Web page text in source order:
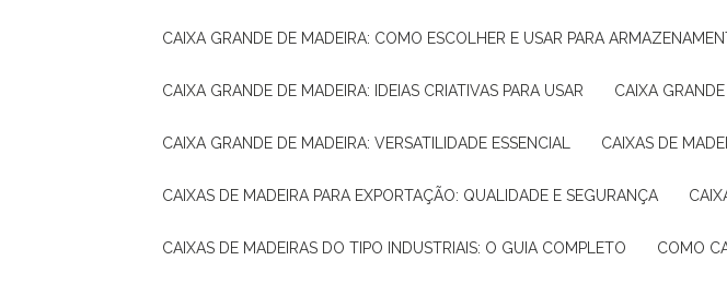
CAIXA GRANDE DE MADEIRA: COMO ESCOLHER E USAR PARA
CAIXA GRANDE DE MADEIRA: IDEIAS CRIATIVAS PARA USAR CAIXA
CAIXA GRANDE DE MADEIRA: VERSATILIDADE ESSENCIAL CAIXAS DE
CAIXAS DE MADEIRA PARA EXPORTAÇÃO: QUALIDADE E SEGURANÇA
CAIXAS DE MADEIRAS DO TIPO INDUSTRIAIS: O GUIA COMPLETO COMO